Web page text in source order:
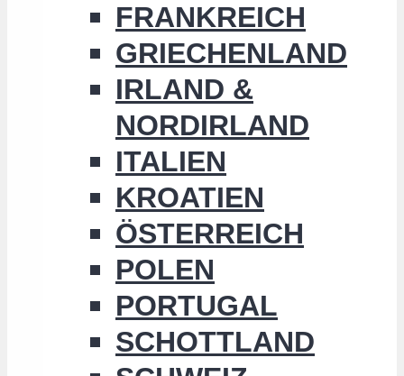
FRANKREICH
GRIECHENLAND
IRLAND &
NORDIRLAND
ITALIEN
KROATIEN
ÖSTERREICH
POLEN
PORTUGAL
SCHOTTLAND